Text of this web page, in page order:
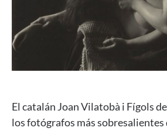
El catalán Joan Vilatobà i Fígols
los fotógrafos más sobresalientes